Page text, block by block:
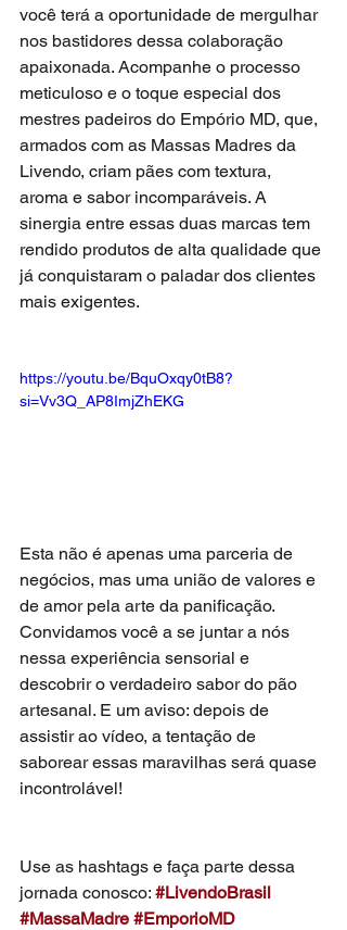
você terá a oportunidade de mergulhar
nos bastidores dessa colaboração
apaixonada. Acompanhe o processo
meticuloso e o toque especial dos
mestres padeiros do Empório MD, que,
armados com as Massas Madres da
Livendo, criam pães com textura,
aroma e sabor incomparáveis. A
sinergia entre essas duas marcas tem
rendido produtos de alta qualidade que
já conquistaram o paladar dos clientes
mais exigentes.
https://youtu.be/BquOxqy0tB8?
si=Vv3Q_AP8ImjZhEKG
Esta não é apenas uma parceria de
negócios, mas uma união de valores e
de amor pela arte da panificação.
Convidamos você a se juntar a nós
nessa experiência sensorial e
descobrir o verdadeiro sabor do pão
artesanal. E um aviso: depois de
assistir ao vídeo, a tentação de
saborear essas maravilhas será quase
incontrolável!
Use as hashtags e faça parte dessa
jornada conosco: #LivendoBrasil
#MassaMadre #EmporioMD